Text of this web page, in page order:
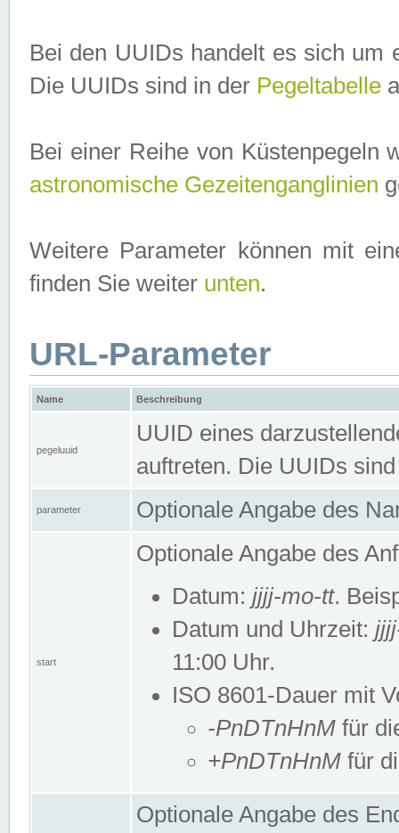
Bei den UUIDs handelt es sich um
Die UUIDs sind in der Pegeltabelle
Bei einer Reihe von Küstenpegeln
astronomische Gezeitenganglinien
Weitere Parameter können mit
finden Sie weiter unten.
URL-Parameter
Name Beschreibung
pegeluuid
UUID eines
auftreten. Die UUIDs
parameter Optionale Angabe des
start
Optionale Angabe des
Datum: jjjj-mo-tt.
Datum und Uhrzeit:
11:00 Uhr.
ISO 8601-Dauer mit
-PnDTnHnM für
+PnDTnHnM für
Optionale Angabe des